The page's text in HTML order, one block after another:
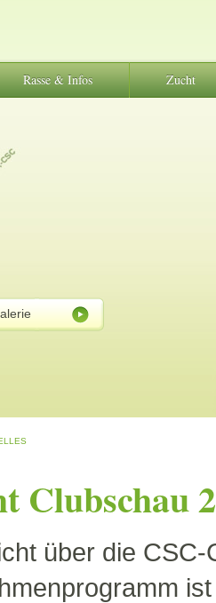
Rasse & Infos Zucht
Clubschau
über die